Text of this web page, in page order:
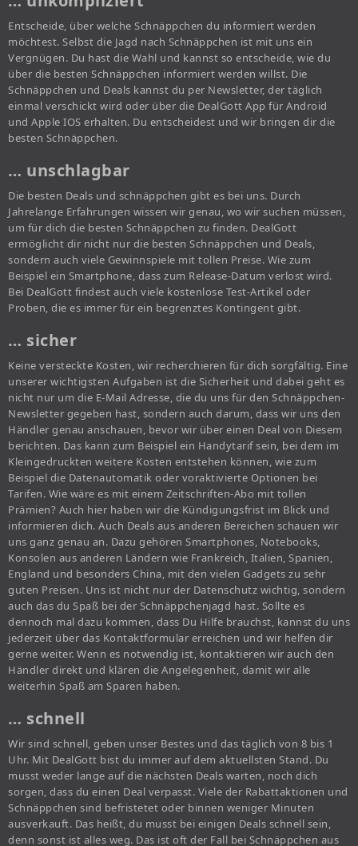
Entscheide, über welche Schnäppchen du informiert werden
möchtest. Selbst die Jagd nach Schnäppchen ist mit uns ein
Vergnügen. Du hast die Wahl und kannst so entscheide, wie du
über die besten Schnäppchen informiert werden willst. Die
Schnäppchen und Deals kannst du per Newsletter, der täglich
einmal verschickt wird oder über die DealGott App für Android
und Apple IOS erhalten. Du entscheidest und wir bringen dir die
besten Schnäppchen.
… unschlagbar
Die besten Deals und schnäppchen gibt es bei uns. Durch
Jahrelange Erfahrungen wissen wir genau, wo wir suchen müssen,
um für dich die besten Schnäppchen zu finden. DealGott
ermöglicht dir nicht nur die besten Schnäppchen und Deals,
sondern auch viele Gewinnspiele mit tollen Preise. Wie zum
Beispiel ein Smartphone, dass zum Release-Datum verlost wird.
Bei DealGott findest auch viele kostenlose Test-Artikel oder
Proben, die es immer für ein begrenztes Kontingent gibt.
… sicher
Keine versteckte Kosten, wir recherchieren für dich sorgfältig. Eine
unserer wichtigsten Aufgaben ist die Sicherheit und dabei geht es
nicht nur um die E-Mail Adresse, die du uns für den Schnäppchen-
Newsletter gegeben hast, sondern auch darum, dass wir uns den
Händler genau anschauen, bevor wir über einen Deal von Diesem
berichten. Das kann zum Beispiel ein Handytarif sein, bei dem im
Kleingedruckten weitere Kosten entstehen können, wie zum
Beispiel die Datenautomatik oder voraktivierte Optionen bei
Tarifen. Wie wäre es mit einem Zeitschriften-Abo mit tollen
Prämien? Auch hier haben wir die Kündigungsfrist im Blick und
informieren dich. Auch Deals aus anderen Bereichen schauen wir
uns ganz genau an. Dazu gehören Smartphones, Notebooks,
Konsolen aus anderen Ländern wie Frankreich, Italien, Spanien,
England und besonders China, mit den vielen Gadgets zu sehr
guten Preisen. Uns ist nicht nur der Datenschutz wichtig, sondern
auch das du Spaß bei der Schnäppchenjagd hast. Sollte es
dennoch mal dazu kommen, dass Du Hilfe brauchst, kannst du uns
jederzeit über das Kontaktformular erreichen und wir helfen dir
gerne weiter. Wenn es notwendig ist, kontaktieren wir auch den
Händler direkt und klären die Angelegenheit, damit wir alle
weiterhin Spaß am Sparen haben.
… schnell
Wir sind schnell, geben unser Bestes und das täglich von 8 bis 1
Uhr. Mit DealGott bist du immer auf dem aktuellsten Stand. Du
musst weder lange auf die nächsten Deals warten, noch dich
sorgen, dass du einen Deal verpasst. Viele der Rabattaktionen und
Schnäppchen sind befristetet oder binnen weniger Minuten
ausverkauft. Das heißt, du musst bei einigen Deals schnell sein,
denn sonst ist alles weg. Das ist oft der Fall bei Schnäppchen aus